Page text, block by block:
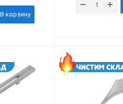
В корзину